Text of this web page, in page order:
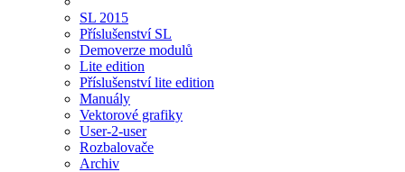
SL 2015
Příslušenství SL
Demoverze modulů
Lite edition
Příslušenství lite edition
Manuály
Vektorové grafiky
User-2-user
Rozbalovače
Archiv